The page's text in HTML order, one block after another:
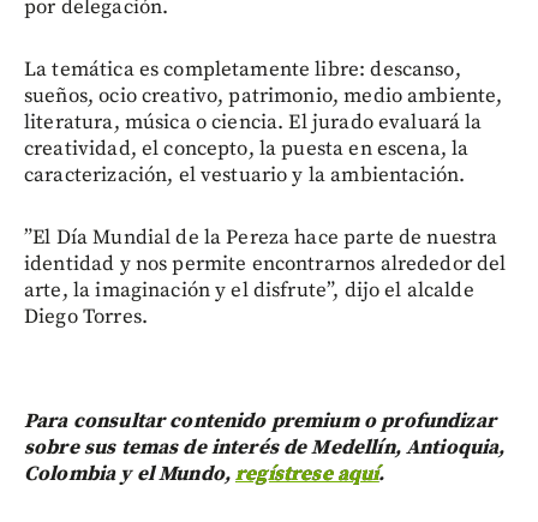
por delegación.
La temática es completamente libre: descanso,
sueños, ocio creativo, patrimonio, medio ambiente,
literatura, música o ciencia. El jurado evaluará la
creatividad, el concepto, la puesta en escena, la
caracterización, el vestuario y la ambientación.
”El Día Mundial de la Pereza hace parte de nuestra
identidad y nos permite encontrarnos alrededor del
arte, la imaginación y el disfrute”, dijo el alcalde
Diego Torres.
Para consultar contenido premium o profundizar
sobre sus temas de interés de Medellín, Antioquia,
Colombia y el Mundo,regístrese aquí.